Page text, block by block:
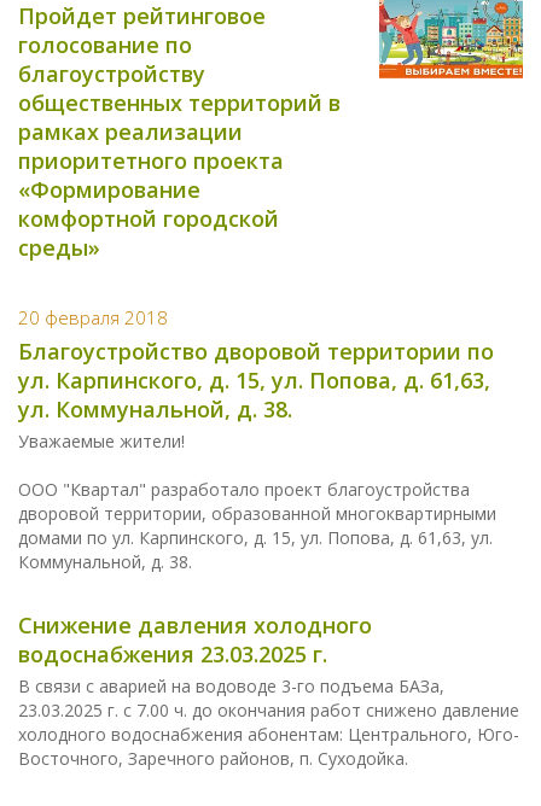
Пройдет рейтинговое
голосование по
благоустройству
общественных территорий в
рамках реализации
приоритетного проекта
«Формирование
комфортной городской
среды»
20 февраля 2018
Благоустройство дворовой территории по
ул. Карпинского, д. 15, ул. Попова, д. 61,63,
ул. Коммунальной, д. 38.
Уважаемые жители!
ООО "Квартал" разработало проект благоустройства
дворовой территории, образованной многоквартирными
домами по ул. Карпинского, д. 15, ул. Попова, д. 61,63, ул.
Коммунальной, д. 38.
Снижение давления холодного
водоснабжения 23.03.2025 г.
В связи с аварией на водоводе 3-го подъема БАЗа,
23.03.2025 г. с 7.00 ч. до окончания работ снижено давление
холодного водоснабжения абонентам: Центрального, Юго-
Восточного, Заречного районов, п. Суходойка.